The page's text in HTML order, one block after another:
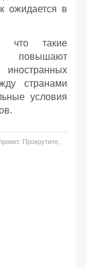
ожидается в
что такие
повышают
странами
условия
Прокрутите,